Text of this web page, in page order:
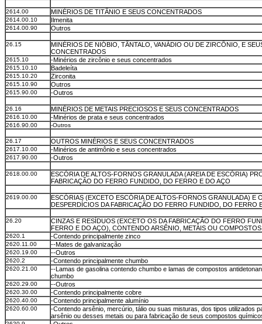
2614.00 MINÉRIOS DE TITÂNIO E SEUS CONCENTRADOS
2614.00.10 Ilmenita
2614.00.90 Outros
26.15
MINÉRIOS DE NIÓBIO, TÂNTALO, VANÁDIO OU DE ZIRCÔNIO, E
CONCENTRADOS
2615.10 -Minérios de zircônio e seus concentrados
2615.10.10 Badeleíta
2615.10.20 Zirconita
2615.10.90 Outros
2615.90.00 -Outros
26.16 MINÉRIOS DE METAIS PRECIOSOS E SEUS CONCENTRADOS
2616.10.00 -Minérios de prata e seus concentrados
2616.90.00 -Outros
26.17 OUTROS MINÉRIOS E SEUS CONCENTRADOS
2617.10.00 -Minérios de antimônio e seus concentrados
2617.90.00 -Outros
2618.00.00
ESCÓRIA DE ALTOS-FORNOS GRANULADA (AREIA DE ESCÓRIA)
FABRICAÇÃO DO FERRO FUNDIDO, DO FERRO E DO AÇO
2619.00.00
ESCÓRIAS (EXCETO ESCÓRIA DE ALTOS-FORNOS GRANULADA) E
DESPERDÍCIOS DA FABRICAÇÃO DO FERRO FUNDIDO, DO FERRO
26.20
CINZAS E RESÍDUOS (EXCETO OS DA FABRICAÇÃO DO FERRO
FERRO E DO AÇO), CONTENDO ARSÊNIO, METAIS OU
2620.1 -Contendo principalmente zinco
2620.11.00 --Mates de galvanização
2620.19.00 --Outros
2620.2 -Contendo principalmente chumbo
2620.21.00
--Lamas de gasolina contendo chumbo e lamas de compostos
chumbo
2620.29.00 --Outros
2620.30.00 -Contendo principalmente cobre
2620.40.00 -Contendo principalmente alumínio
2620.60.00
-Contendo arsênio, mercúrio, tálio ou suas misturas, dos tipos utilizados
arsênio ou desses metais ou para fabricação de seus compostos